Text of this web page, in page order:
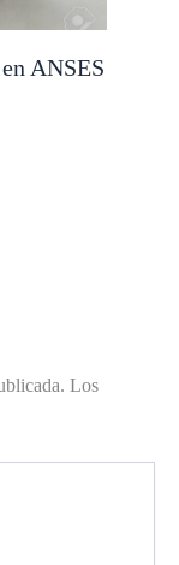
ANSES
Los